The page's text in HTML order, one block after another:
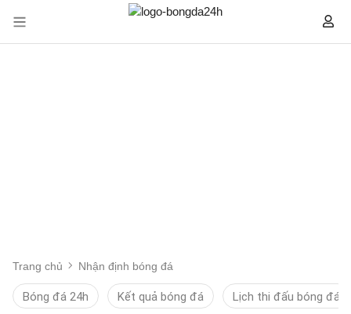
Trang chủ Nhận định bóng đá
Bóng đá 24h Kết quả bóng đá Lịch thi đấu bóng đá